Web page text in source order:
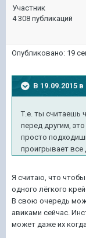
Участник
4 308 публикаций
Опубликовано: 19
В 19.09.2015
Т.е. ты считаешь
перед другим,
просто
проигрывает
Я считаю, что
одного лёгкого
В свою очередь
авиками сейчас.
может даже их